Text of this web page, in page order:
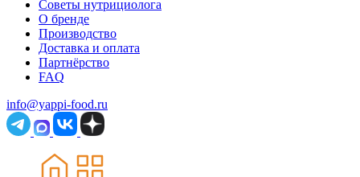
Советы нутрициолога
О бренде
Производство
Доставка и оплата
Партнёрство
FAQ
info@yappi-food.ru